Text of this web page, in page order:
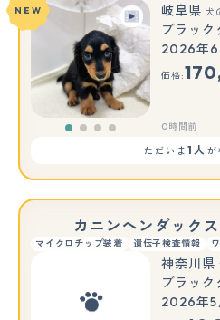
NEW
岐阜県 犬
ブラック
2026年6
価格:
0時間前
ただいま1人 が
カニンヘンダック
マイクロチップ装着 遺伝子検査情報
もっと
神奈川県
ブラック
2026年5